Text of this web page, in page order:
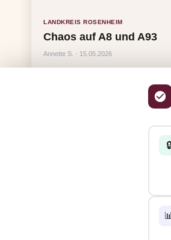
LANDKREIS ROSENHEIM
Chaos auf A8 und A93
Annette S. · 15.05.2026
Das Nachrichtenportal
aus allen Regionen, Städten und
– immer aktuell,